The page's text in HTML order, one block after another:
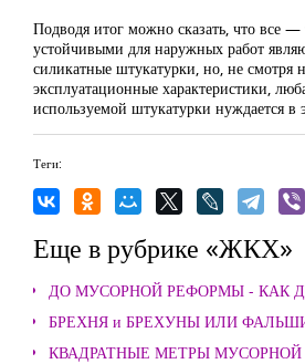
Подводя итог можно сказать, что все —
устойчивыми для наружных работ
силикатные штукатурки, но, не смотря
эксплуатационные характеристики,
используемой штукатурки нуждается в
Теги:
Еще в рубрике «ЖКХ»
ДО МУСОРНОЙ РЕФОРМЫ - КАК
БРЕХНЯ и БРЕХУНЫ ИЛИ
КВАДРАТНЫЕ МЕТРЫ